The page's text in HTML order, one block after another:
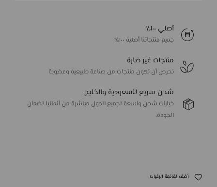
آصلي ١٠٠٪
جميع منتجاتنا أصلية ١٠٠٪
منتجات غير ضارة
نحرص أن تكون منتجات من صناعة طبيعية وعضوية
شحن سريع للسعودية والخليج
خيارات شحن واسعة لجميع الدول مباشرة من ألمانيا لضمان
الجودة،
أضف لقائمة الرغبات